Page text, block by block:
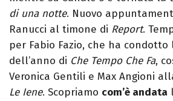
di una notte. Nuovo
Ranucci al timone di Report.
per Fabio Fazio, che ha
dell’anno di Che Tempo Che Fa,
Veronica Gentili e Max Angioni
Le Iene. Scopriamo com’è andata